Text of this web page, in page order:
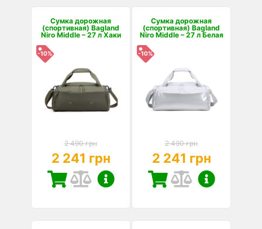
Сумка дорожная
(спортивная) Bagland
Niro Middle – 27 л Хаки
-10%
2 490 грн
2 241 грн
Сумка дорожная
(спортивная) Bagland
Niro Middle – 27 л Белая
-10%
2 490 грн
2 241 грн